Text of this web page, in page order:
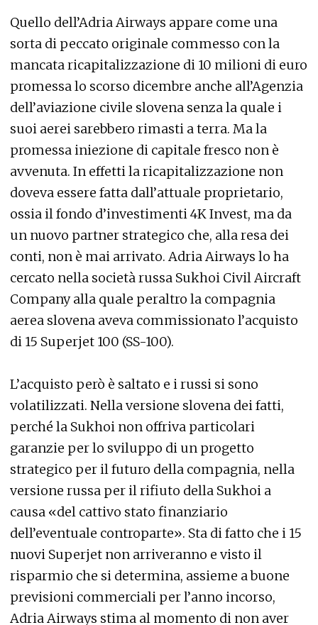
Quello dell’Adria Airways appare come una
sorta di peccato originale commesso con la
mancata ricapitalizzazione di 10 milioni di euro
promessa lo scorso dicembre anche all’Agenzia
dell’aviazione civile slovena senza la quale i
suoi aerei sarebbero rimasti a terra. Ma la
promessa iniezione di capitale fresco non è
avvenuta. In effetti la ricapitalizzazione non
doveva essere fatta dall’attuale proprietario,
ossia il fondo d’investimenti 4K Invest, ma da
un nuovo partner strategico che, alla resa dei
conti, non è mai arrivato. Adria Airways lo ha
cercato nella società russa Sukhoi Civil Aircraft
Company alla quale peraltro la compagnia
aerea slovena aveva commissionato l’acquisto
di 15 Superjet 100 (SS-100).
L’acquisto però è saltato e i russi si sono
volatilizzati. Nella versione slovena dei fatti,
perché la Sukhoi non offriva particolari
garanzie per lo sviluppo di un progetto
strategico per il futuro della compagnia, nella
versione russa per il rifiuto della Sukhoi a
causa «del cattivo stato finanziario
dell’eventuale controparte». Sta di fatto che i 15
nuovi Superjet non arriveranno e visto il
risparmio che si determina, assieme a buone
previsioni commerciali per l’anno incorso,
Adria Airways stima al momento di non aver